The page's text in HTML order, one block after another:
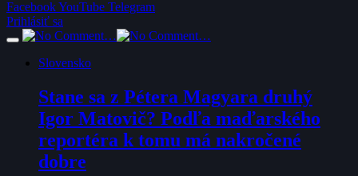
FacebookYouTube Telegram
Prihlásiť sa
Slovensko
Stane sa z Pétera Magyara druhý
Igor Matovič? Podľa maďarského
reportéra k tomu má nakročené
dobre